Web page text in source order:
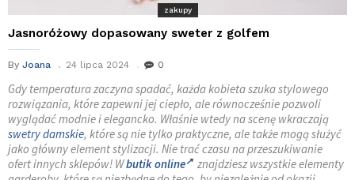
zakupy
Jasnoróżowy dopasowany sweter z golfem
By Joana 24 lipca 2024 0
Gdy temperatura zaczyna spadać, każda kobieta szuka stylowego
rozwiązania, które zapewni jej ciepło, ale równocześnie pozwoli
wyglądać modnie i elegancko. Właśnie wtedy na scenę wkraczają
swetry damskie, które są nie tylko praktyczne, ale także mogą służyć
jako główny element stylizacji. Nie trać czasu na przeszukiwanie
ofert innych sklepów! Wbutik online znajdziesz wszystkie elementy